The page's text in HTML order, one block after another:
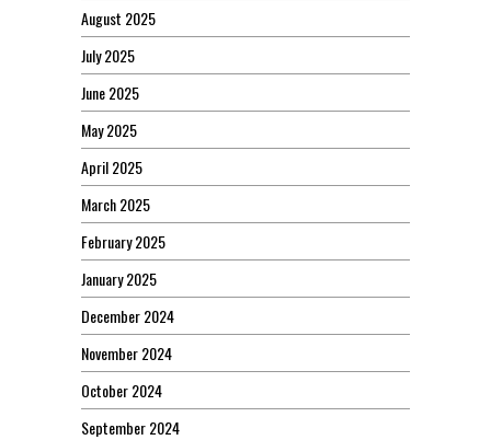
August 2025
July 2025
June 2025
May 2025
April 2025
March 2025
February 2025
January 2025
December 2024
November 2024
October 2024
September 2024